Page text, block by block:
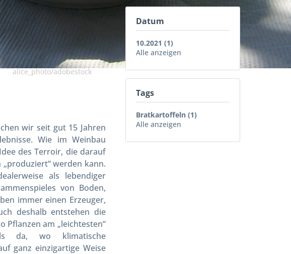
Datum
10.2021 (1)
Alle anzeigen
Tags
Bratkartoffeln (1)
Alle anzeigen
alice_photo/adobestock
wir seit gut 15 Jahren
Wie im Weinbau
des Terroir, die darauf
werden kann.
als lebendiger
von Boden,
immer einen Erzeuger,
deshalb entstehen die
Pflanzen am „leichtesten“
da, wo klimatische
ganz einzigartige Weise